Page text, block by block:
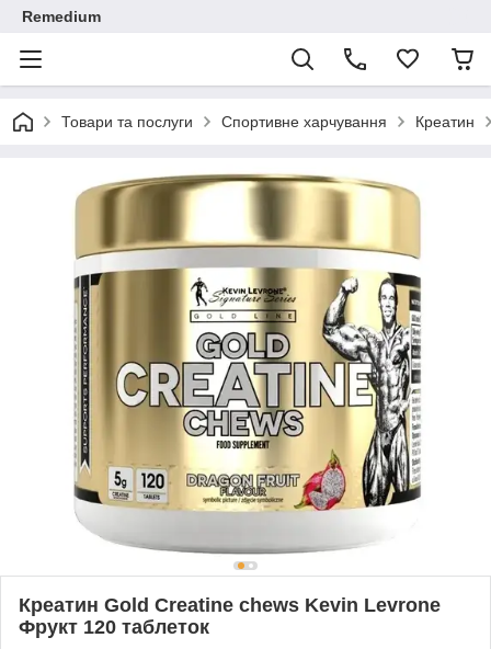
Remedium
Товари та послуги Спортивне харчування Креатин
Креатин Gold Creatine chews Kevin Levrone
Фрукт 120 таблеток